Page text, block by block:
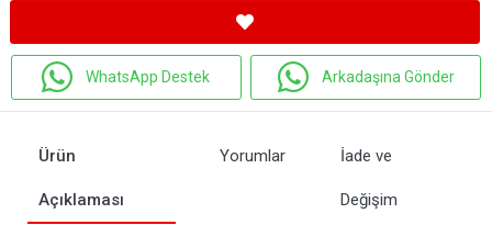
WhatsApp Destek Arkadaşına Gönder
Ürün
Açıklaması
Yorumlar İade ve
Değişim